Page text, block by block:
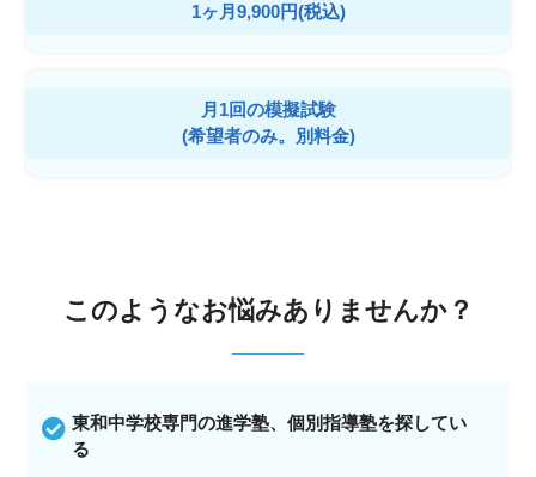
1ヶ月9,900円(税込)
月1回の模擬試験
(希望者のみ。別料金)
このようなお悩みありませんか？
東和中学校専門の進学塾、個別指導塾を探してい
る